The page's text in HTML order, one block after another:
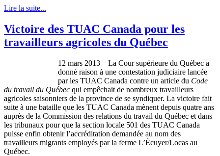
Lire la suite...
Victoire des TUAC Canada pour les
travailleurs agricoles du Québec
12 mars 2013 – La Cour supérieure du Québec a
donné raison à une contestation judiciaire lancée
par les TUAC Canada contre un article du Code
du travail du Québec qui empêchait de nombreux travailleurs
agricoles saisonniers de la province de se syndiquer. La victoire fait
suite à une bataille que les TUAC Canada mènent depuis quatre ans
auprès de la Commission des relations du travail du Québec et dans
les tribunaux pourque la section locale 501 des TUAC Canada
puisse enfin obtenir l’accréditation demandée au nom des
travailleurs migrants employés par la ferme L’Écuyer/Locas au
Québec.